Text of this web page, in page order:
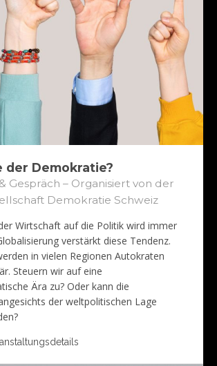
der Demokratie?
Gespräch – Organisiert von der
Demokratie Schweiz
Wirtschaft auf die Politik wird immer
verstärkt diese Tendenz.
in vielen Regionen Autokraten
Steuern wir auf eine
Ära zu? Oder kann die
der weltpolitischen Lage